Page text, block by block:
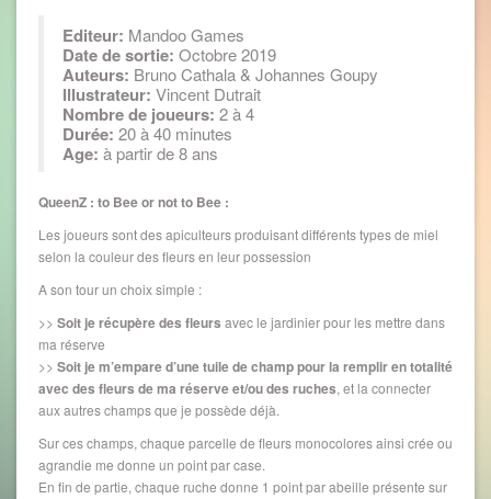
Editeur: Mandoo Games
Date de sortie: Octobre 2019
Auteurs: Bruno Cathala & Johannes Goupy
Illustrateur: Vincent Dutrait
Nombre de joueurs: 2 à 4
Durée: 20 à 40 minutes
Age: à partir de 8 ans
QueenZ : to Bee or not to Bee :
Les joueurs sont des apiculteurs produisant différents types de miel
selon la couleur des fleurs en leur possession
A son tour un choix simple :
>> Soit je récupère des fleurs avec le jardinier pour les mettre dans
ma réserve
>> Soit je m’empare d’une tuile de champ pour la remplir en totalité
avec des fleurs de ma réserve et/ou des ruches, et la connecter
aux autres champs que je possède déjà.
Sur ces champs, chaque parcelle de fleurs monocolores ainsi crée ou
agrandie me donne un point par case.
En fin de partie, chaque ruche donne 1 point par abeille présente sur